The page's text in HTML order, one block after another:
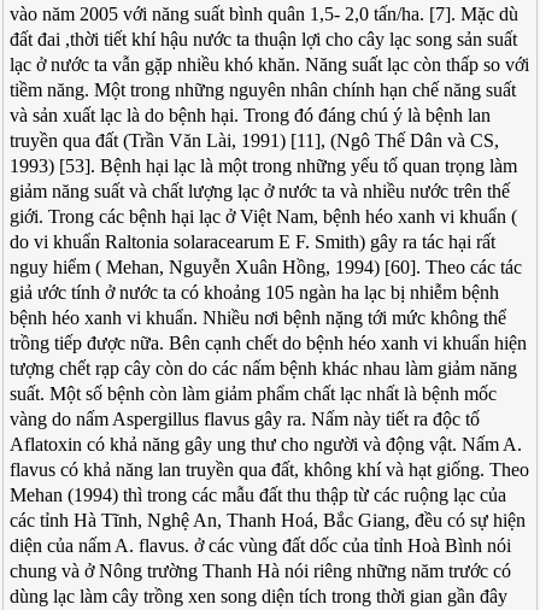
vào năm 2005 với năng suất bình quân 1,5- 2,0 tấn/ha. [7]. Mặc dù
đất đai ,thời tiết khí hậu nước ta thuận lợi cho cây lạc song sản suất
lạc ở nước ta vẫn gặp nhiều khó khăn. Năng suất lạc còn thấp so với
tiềm năng. Một trong những nguyên nhân chính hạn chế năng suất
và sản xuất lạc là do bệnh hại. Trong đó đáng chú ý là bệnh lan
truyền qua đất (Trần Văn Lài, 1991) [11], (Ngô Thế Dân và CS,
1993) [53]. Bệnh hại lạc là một trong những yếu tố quan trọng làm
giảm năng suất và chất lượng lạc ở nước ta và nhiều nước trên thế
giới. Trong các bệnh hại lạc ở Việt Nam, bệnh héo xanh vi khuẩn (
do vi khuẩn Raltonia solaracearum E F. Smith) gây ra tác hại rất
nguy hiểm ( Mehan, Nguyễn Xuân Hồng, 1994) [60]. Theo các tác
giả ước tính ở nước ta có khoảng 105 ngàn ha lạc bị nhiễm bệnh
bệnh héo xanh vi khuẩn. Nhiều nơi bệnh nặng tới mức không thể
trồng tiếp được nữa. Bên cạnh chết do bệnh héo xanh vi khuẩn hiện
tượng chết rạp cây còn do các nấm bệnh khác nhau làm giảm năng
suất. Một số bệnh còn làm giảm phẩm chất lạc nhất là bệnh mốc
vàng do nấm Aspergillus flavus gây ra. Nấm này tiết ra độc tố
Aflatoxin có khả năng gây ung thư cho người và động vật. Nấm A.
flavus có khả năng lan truyền qua đất, không khí và hạt giống. Theo
Mehan (1994) thì trong các mẫu đất thu thập từ các ruộng lạc của
các tỉnh Hà Tĩnh, Nghệ An, Thanh Hoá, Bắc Giang, đều có sự hiện
diện của nấm A. flavus. ở các vùng đất dốc của tỉnh Hoà Bình nói
chung và ở Nông trường Thanh Hà nói riêng những năm trước có
dùng lạc làm cây trồng xen song diện tích trong thời gian gần đây